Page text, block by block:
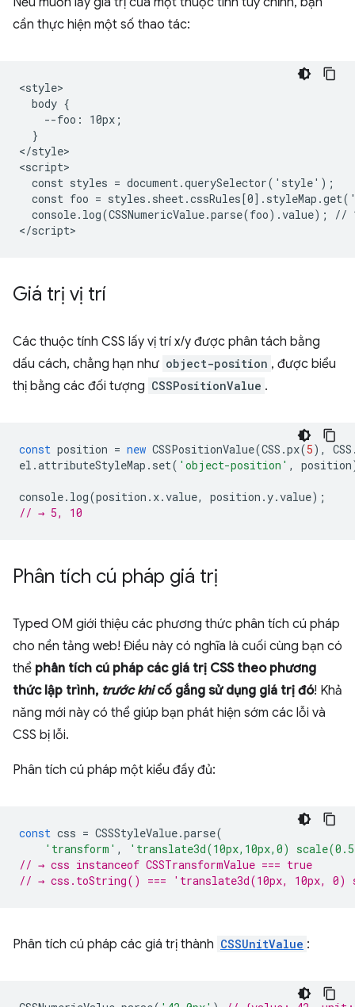
cần thực hiện một số thao tác:
<style>
  body {
    --foo: 10px;
  }
</style>
<script>
  const styles = document.querySelector('style');
const foo =
console.log(CSSNumericValue.parse(foo).value); //
Giá trị vị trí
Các thuộc tính CSS lấy vị trí x/y được phân tách bằng
dấu cách, chẳng hạn như object-position , được biểu
thị bằng các đối tượng CSSPositionValue .
const position = new CSSPositionValue(CSS .px(5), CSS
el .attributeStyleMap . set( 'object-position' , position
console. log(position . x.value, position .y.value);
// → 5, 10
Phân tích cú pháp giá trị
Typed OM giới thiệu các phương thức phân tích cú pháp
cho nền tảng web! Điều này có nghĩa là cuối cùng bạn có
thể phân tích cú pháp các giá trị CSS theo phương
thức lập trình, trước khicố gắng sử dụng giá trị đó! Khả
năng mới này có thể giúp bạn phát hiện sớm các lỗi và
CSS bị lỗi.
Phân tích cú pháp một kiểu đầy đủ:
const css = CSSStyleValue.parse(
'transform' ,
'translate3d(10px,10px,0)
// → css instanceof CSSTransformValue === true
// → css.toString() === 'translate3d(10px, 10px, 0)
Phân tích cú pháp các giá trị thành CSSUnitValue :